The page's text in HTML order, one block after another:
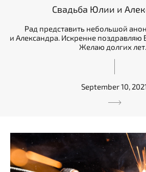
Свадьба Юлии и
Рад представить небольшой
и Александра. Искренне поздравляю
Желаю долгих
September 10,